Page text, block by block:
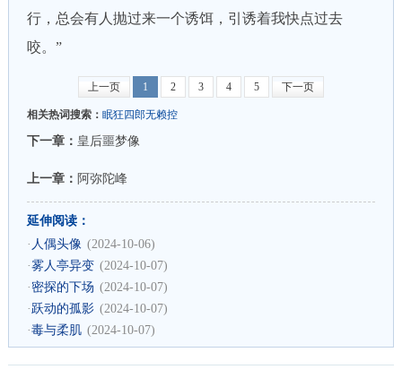
行，总会有人抛过来一个诱饵，引诱着我快点过去
咬。”
上一页 1 2 3 4 5 下一页
相关热词搜索： 眠狂四郎无赖控
下一章： 皇后噩梦像
上一章： 阿弥陀峰
延伸阅读：
· 人偶头像 (2024-10-06)
·雾人亭异变 (2024-10-07)
· 密探的下场 (2024-10-07)
·跃动的孤影 (2024-10-07)
·毒与柔肌 (2024-10-07)